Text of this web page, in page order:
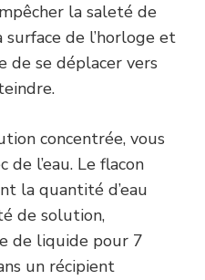
la saleté de
surface de l’horloge et
de se déplacer vers
concentrée, vous
de l’eau. Le flacon
la quantité d’eau
de solution,
de liquide pour 7
un récipient